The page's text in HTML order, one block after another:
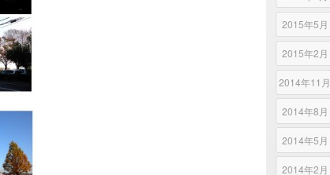
2015年5月
2015年2月
2014年11月
2014年8月
2014年5月
2014年2月